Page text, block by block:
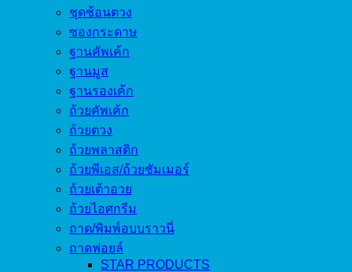
ชุดช้อนตวง
ซองกระดาษ
ฐานคัพเค้ก
ฐานมูส
ฐานรองเค้ก
ถ้วยคัพเค้ก
ถ้วยตวง
ถ้วยพลาสติก
ถ้วยพีเอส/ถ้วยซัมเมอร์
ถ้วยเต้าอวย
ถ้วยไอศกรีม
ถาด/พิมพ์อบบราวนี่
ถาดฟอยล์
STAR PRODUCTS